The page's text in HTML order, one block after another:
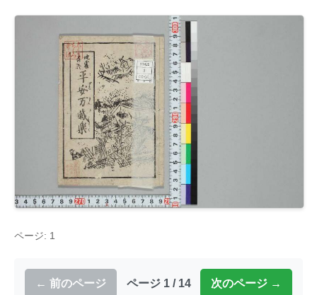
ページ: 1
← 前のページ ページ 1 / 14 次のページ →